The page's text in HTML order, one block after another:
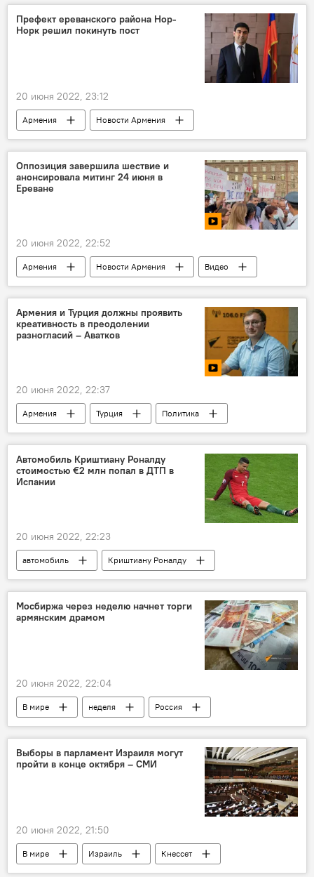
Префект ереванского района Нор-
Норк решил покинуть пост
20 июня 2022, 23:12
Армения
Новости Армения
префект
пост
Политика
Оппозиция завершила шествие и
анонсировала митинг 24 июня в
Ереване
20 июня 2022, 22:52
Армения Новости Армения
Видео
Политика
оппозиция
шествие
Армения и Турция должны проявить
креативность в преодолении
разногласий – Аватков
20 июня 2022, 22:37
Армения Турция Политика
Автомобиль Криштиану Роналду
стоимостью €2 млн попал в ДТП в
Испании
20 июня 2022, 22:23
автомобиль
Криштиану Роналду
В мире
ДТП
Мосбиржа через неделю начнет торги
армянским драмом
20 июня 2022, 22:04
В мире неделя
Россия
Армянский драм
торги Экономика
Выборы в парламент Израиля могут
пройти в конце октября – СМИ
20 июня 2022, 21:50
В мире Израиль
Кнессет
выборы